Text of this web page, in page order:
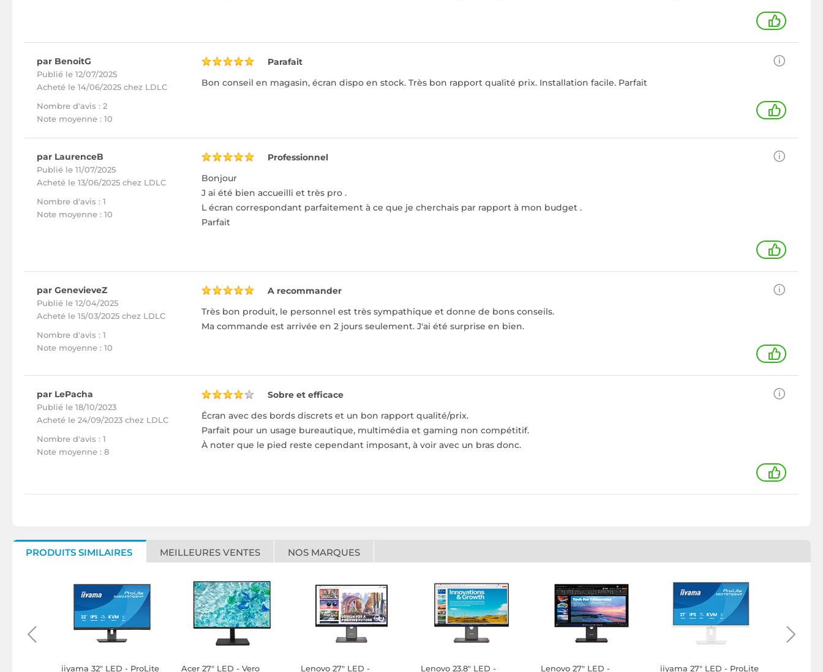
2
par BenoitG
Publié le 12/07/2025
Acheté le 14/06/2025 chez LDLC
Nombre d'avis : 2
Note moyenne : 10
Parafait
Bon conseil en magasin, écran dispo en stock. Très bon rapport qualité prix. Installation facile. Parfait
1
par LaurenceB
Publié le 11/07/2025
Acheté le 13/06/2025 chez LDLC
Nombre d'avis : 1
Note moyenne : 10
Professionnel
Bonjour
J ai été bien accueilli et très pro .
L écran correspondant parfaitement à ce que je cherchais par rapport à mon budget .
Parfait
1
par GenevieveZ
Publié le 12/04/2025
Acheté le 15/03/2025 chez LDLC
Nombre d'avis : 1
Note moyenne : 10
A recommander
Très bon produit, le personnel est très sympathique et donne de bons conseils.
Ma commande est arrivée en 2 jours seulement. J'ai été surprise en bien.
1
par LePacha
Publié le 18/10/2023
Acheté le 24/09/2023 chez LDLC
Nombre d'avis : 1
Note moyenne : 8
Sobre et efficace
Écran avec des bords discrets et un bon rapport qualité/prix.
Parfait pour un usage bureautique, multimédia et gaming non compétitif.
À noter que le pied reste cependant imposant, à voir avec un bras donc.
+
PRODUITS SIMILAIRES MEILLEURES VENTES NOS MARQUES
iiyama 32" LED - ProLite Acer 27" LED - Vero Lenovo 27" LED - Lenovo 23.8" LED - Lenovo 27" LED - iiyama 27" LED - ProLite